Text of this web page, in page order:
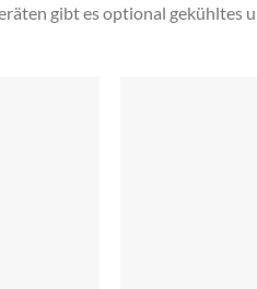
gibt es optional gekühltes